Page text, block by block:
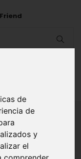
de
de
y
el